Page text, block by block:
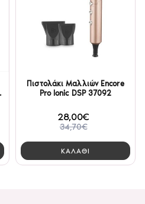
Πιστολάκι Μαλλιών Encore
Pro Ionic DSP 37092
28,00€
34,70€
ΚΑΛΑΘΙ